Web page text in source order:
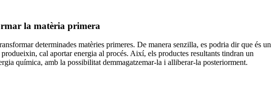
la matèria primera
determinades matèries primeres. De manera senzilla, es podria dir que és un
cal aportar energia al procés. Així, els productes resultants tindran un
química, amb la possibilitat demmagatzemar-la i alliberar-la posteriorment.